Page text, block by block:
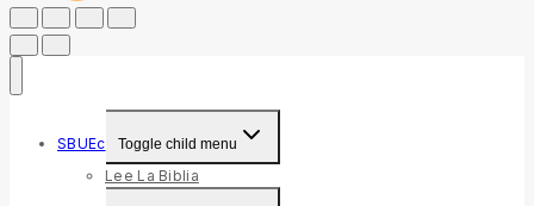
SBUEc Toggle child menu
Lee La Biblia